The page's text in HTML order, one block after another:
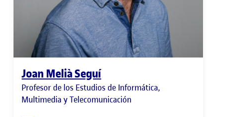
Joan Melià Seguí
Profesor de los Estudios de Informática,
Multimedia y Telecomunicación